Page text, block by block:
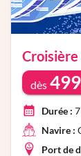
Croisière
dès 499
Durée : 7
Navire :
Port de